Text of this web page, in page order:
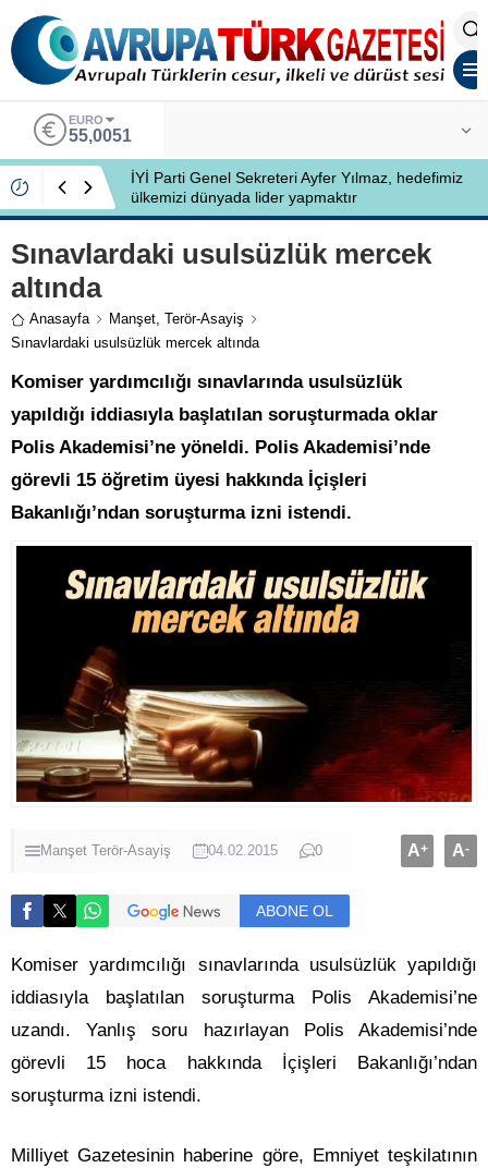
EURO
55,0051
İYİ Parti Genel Sekreteri Ayfer Yılmaz, hedefimiz
ülkemizi dünyada lider yapmaktır
Sınavlardaki usulsüzlük mercek
altında
Anasayfa Manşet, Terör-Asayiş
Sınavlardaki usulsüzlük mercek altında
Komiser yardımcılığı sınavlarında usulsüzlük
yapıldığı iddiasıyla başlatılan soruşturmada oklar
Polis Akademisi’ne yöneldi. Polis Akademisi’nde
görevli 15 öğretim üyesi hakkında İçişleri
Bakanlığı’ndan soruşturma izni istendi.
Manşet Terör-Asayiş 04.02.2015 0 A+ A-
ABONE OL
Komiser yardımcılığı sınavlarında usulsüzlük yapıldığı
iddiasıyla başlatılan soruşturma Polis Akademisi’ne
uzandı. Yanlış soru hazırlayan Polis Akademisi’nde
görevli 15 hoca hakkında İçişleri Bakanlığı’ndan
soruşturma izni istendi.
Milliyet Gazetesinin haberine göre, Emniyet teşkilatının